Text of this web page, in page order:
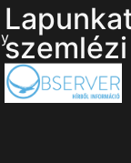
szemlézi